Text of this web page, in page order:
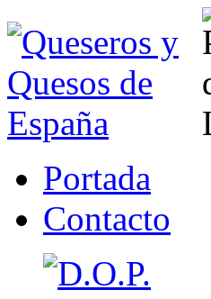
Portada
Contacto